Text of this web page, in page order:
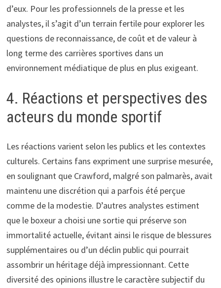
d’eux. Pour les professionnels de la presse et les
analystes, il s’agit d’un terrain fertile pour explorer les
questions de reconnaissance, de coût et de valeur à
long terme des carrières sportives dans un
environnement médiatique de plus en plus exigeant.
4. Réactions et perspectives des
acteurs du monde sportif
Les réactions varient selon les publics et les contextes
culturels. Certains fans expriment une surprise mesurée,
en soulignant que Crawford, malgré son palmarès, avait
maintenu une discrétion qui a parfois été perçue
comme de la modestie. D’autres analystes estiment
que le boxeur a choisi une sortie qui préserve son
immortalité actuelle, évitant ainsi le risque de blessures
supplémentaires ou d’un déclin public qui pourrait
assombrir un héritage déjà impressionnant. Cette
diversité des opinions illustre le caractère subjectif du